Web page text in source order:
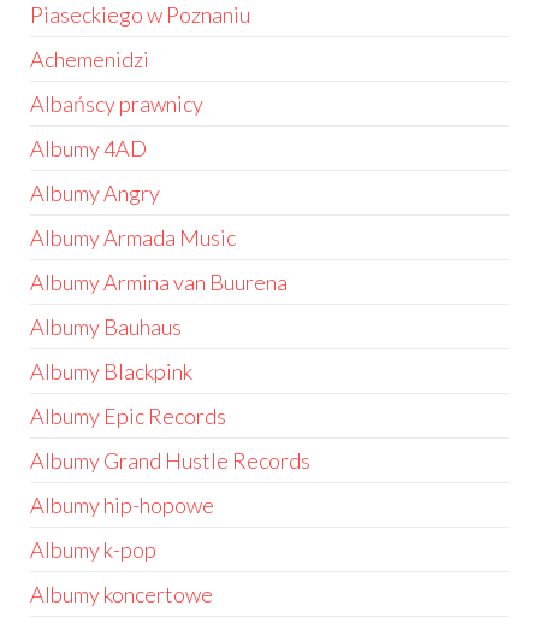
Piaseckiego w Poznaniu
Achemenidzi
Albańscy prawnicy
Albumy 4AD
Albumy Angry
Albumy Armada Music
Albumy Armina van Buurena
Albumy Bauhaus
Albumy Blackpink
Albumy Epic Records
Albumy Grand Hustle Records
Albumy hip-hopowe
Albumy k-pop
Albumy koncertowe